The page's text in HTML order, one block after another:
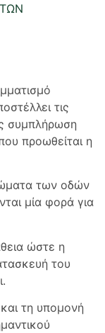
τις
συμπλήρωση
προωθείται η
των οδών
μία φορά για
ώστε η
του
τη υπομονή